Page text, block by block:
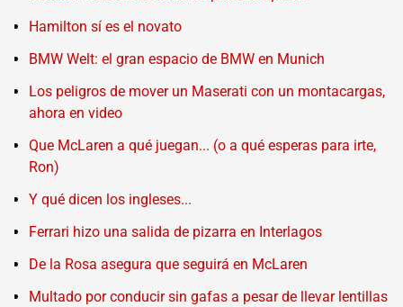
Hamilton sí es el novato
BMW Welt: el gran espacio de BMW en Munich
Los peligros de mover un Maserati con un montacargas,
ahora en video
Que McLaren a qué juegan... (o a qué esperas para irte,
Ron)
Y qué dicen los ingleses...
Ferrari hizo una salida de pizarra en Interlagos
De la Rosa asegura que seguirá en McLaren
Multado por conducir sin gafas a pesar de llevar lentillas